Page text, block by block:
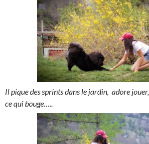
Il pique des sprints dans le jardin, adore
ce qui bouge…..